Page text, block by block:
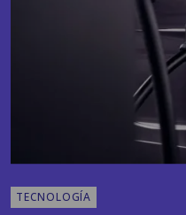
TECNOLOGÍA